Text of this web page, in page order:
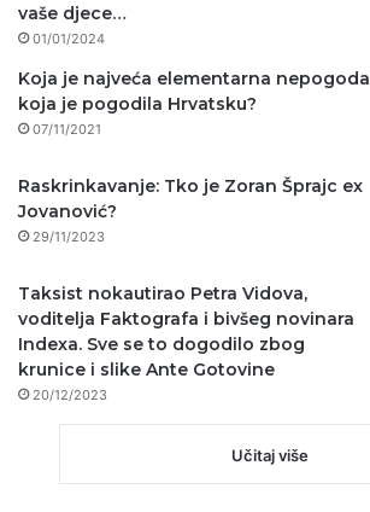
vaše djece…
01/01/2024
Koja je najveća elementarna nepogoda
koja je pogodila Hrvatsku?
07/11/2021
Raskrinkavanje: Tko je Zoran Šprajc ex
Jovanović?
29/11/2023
Taksist nokautirao Petra Vidova,
voditelja Faktografa i bivšeg novinara
Indexa. Sve se to dogodilo zbog
krunice i slike Ante Gotovine
20/12/2023
Učitaj više